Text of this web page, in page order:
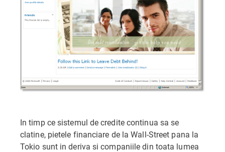
In timp ce sistemul de credite continua sa se
clatine, pietele financiare de la Wall-Street pana la
Tokio sunt in deriva si companiile din toata lumea